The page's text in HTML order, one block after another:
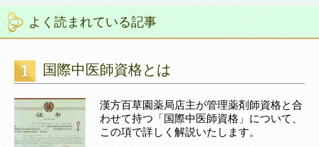
よく読まれている記事
国際中医師資格とは
漢方百草園薬局店主が管理薬剤師資格と合
わせて持つ「国際中医師資格」について、
この項で詳しく解説いたします。